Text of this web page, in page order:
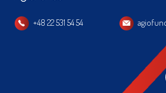
+48 22 531 54 54